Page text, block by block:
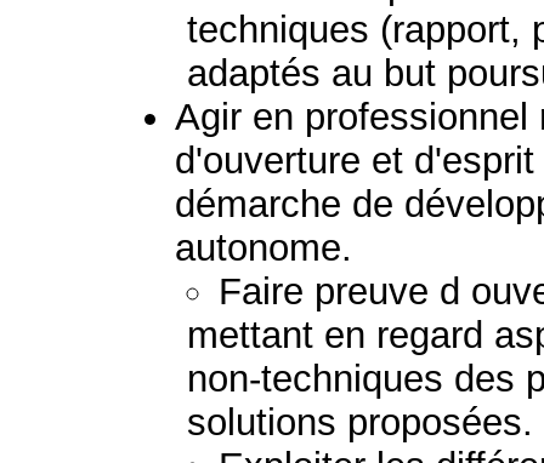
techniques (rapport,
adaptés au but
Agir en
d'ouverture et
démarche de
autonome.
Faire preuve d
mettant en regard
non-techniques des
solutions proposées.